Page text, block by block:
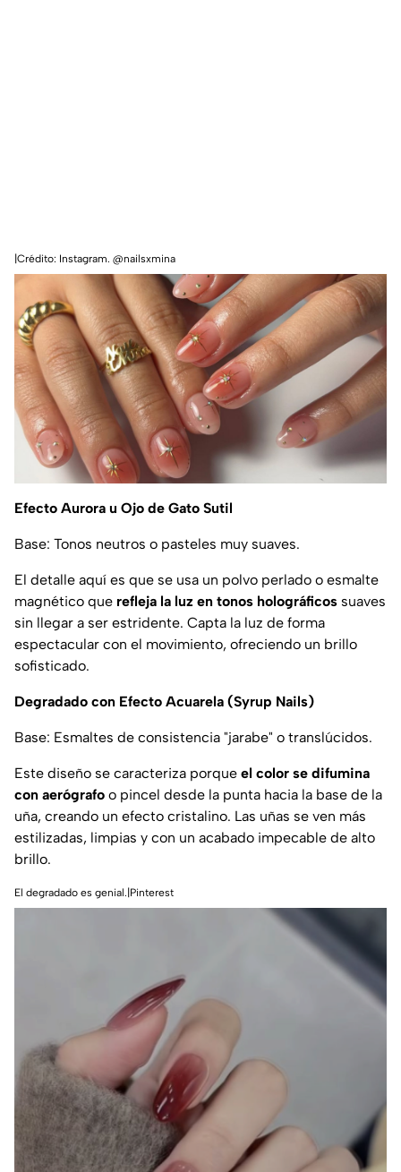
|Crédito: Instagram. @nailsxmina
Efecto Aurora u Ojo de Gato Sutil
Base: Tonos neutros o pasteles muy suaves.
El detalle aquí es que se usa un polvo perlado o esmalte
magnético que refleja la luz en tonos holográficos suaves
sin llegar a ser estridente. Capta la luz de forma
espectacular con el movimiento, ofreciendo un brillo
sofisticado.
Degradado con Efecto Acuarela (Syrup Nails)
Base: Esmaltes de consistencia "jarabe" o translúcidos.
Este diseño se caracteriza porque el color se difumina
con aerógrafo o pincel desde la punta hacia la base de la
uña, creando un efecto cristalino. Las uñas se ven más
estilizadas, limpias y con un acabado impecable de alto
brillo.
El degradado es genial.|Pinterest